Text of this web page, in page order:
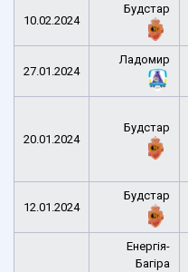
10.02.2024
Будстар
27.01.2024
Ладомир
20.01.2024
Будстар
12.01.2024
Будстар
Енергія-
Багіра